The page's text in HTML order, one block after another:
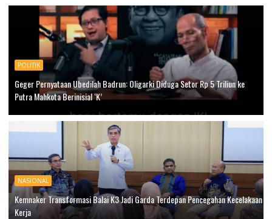
POLITIK
Geger Pernyataan Ubedilah Badrun: Oligarki Diduga Setor Rp 5 Triliun ke
Putra Mahkota Berinisial ‘K’
NASIONAL
Kemnaker Transformasi Balai K3 Jadi Garda Terdepan Pencegahan Kecelakaan
Kerja